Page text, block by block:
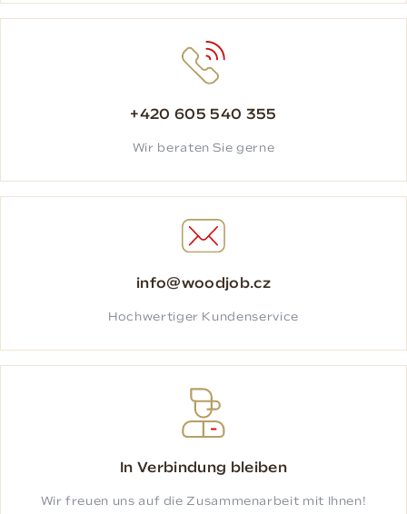
+420 605 540 355
Wir beraten Sie gerne
info@woodjob.cz
Hochwertiger Kundenservice
In Verbindung bleiben
Wir freuen uns auf die Zusammenarbeit mit Ihnen!